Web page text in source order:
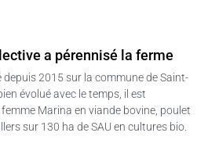
a pérennisé la ferme
2015 sur la commune de Saint-
évolué avec le temps, il est
Marina en viande bovine, poulet
sur 130 ha de SAU en cultures bio.